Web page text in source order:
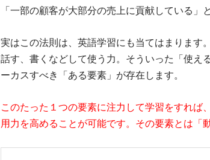
「一部の顧客が大部分の売上に貢献している」
実はこの法則は、英語学習にも当てはまります
話す、書くなどして使う力。そういった「使え
ーカスすべき「ある要素」が存在します。
このたった１つの要素に注力して学習をすれば
用力を高めることが可能です。その要素とは「